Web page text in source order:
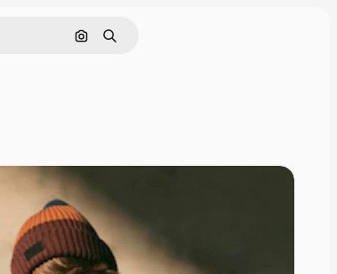
画像で検索
検索